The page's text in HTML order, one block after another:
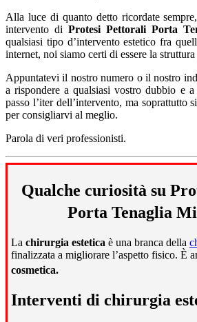
Alla luce di quanto detto ricordate
intervento di Protesi Pettorali Porta
qualsiasi tipo d’intervento estetico fra
internet, noi siamo certi di essere la struttura
Appuntatevi il nostro numero o il nostro
a rispondere a qualsiasi vostro dubbio e
passo l’iter dell’intervento, ma soprattutto
per consigliarvi al meglio.
Parola di veri professionisti.
Qualche curiosità su
Porta Tenaglia
La chirurgia estetica è una branca della
finalizzata a migliorare l’aspetto fisico. È
cosmetica.
Interventi di chirurgia